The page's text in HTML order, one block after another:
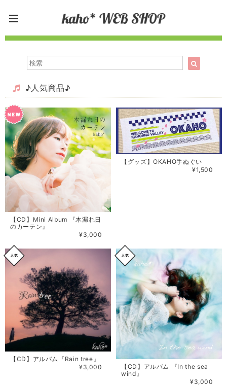
♪人気商品♪
【CD】Mini Album 『木漏れ日
のカーテン』
¥3,000
【グッズ】OKAHO手ぬぐい
¥1,500
【CD】アルバム『Rain tree』
¥3,000
【CD】アルバム 『In the sea
wind』
¥3,000